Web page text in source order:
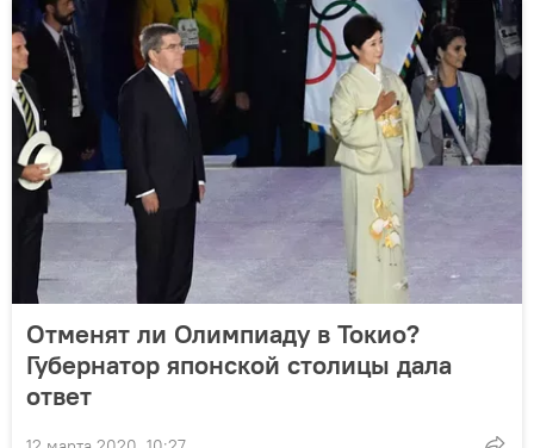
Отменят ли Олимпиаду в Токио?
Губернатор японской столицы дала
ответ